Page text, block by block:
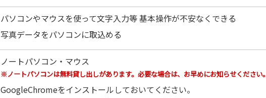
パソコンやマウスを使って文字入力等 基本操作が不安なくできる
写真データをパソコンに取込める
ノートパソコン・マウス
※ノートパソコンは無料貸し出しがあります。必要な場合は、お早めにお知らせください。
GoogleChromeをインストールしておいてください。